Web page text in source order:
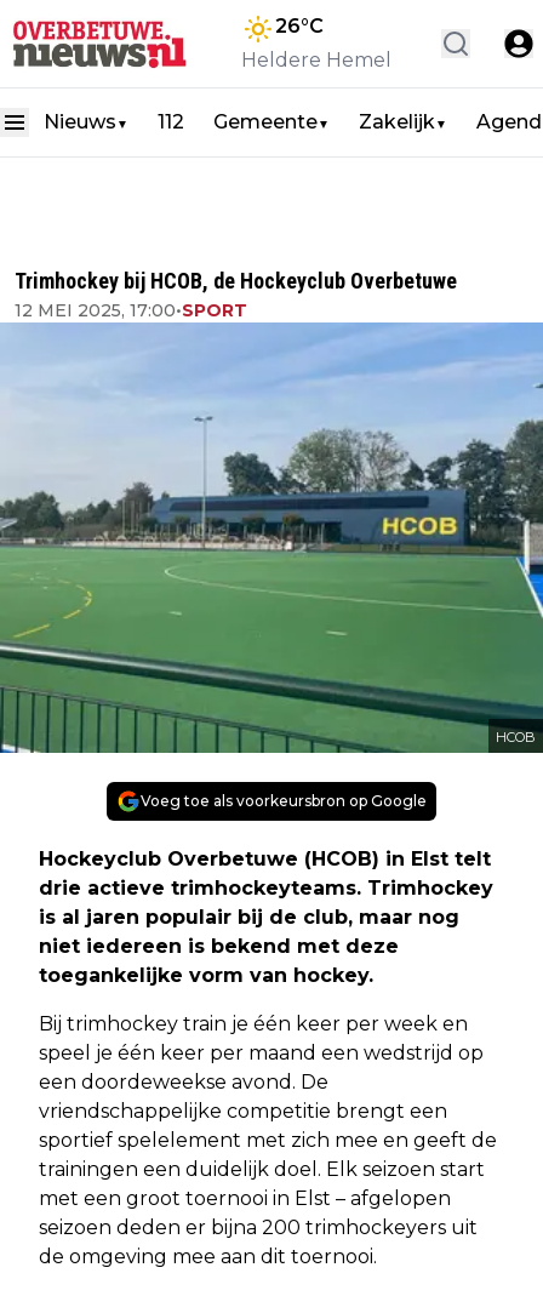
26°C
Heldere Hemel
Nieuws ▼ 112 Gemeente▼ Zakelijk▼
Trimhockey bij HCOB, de Hockeyclub Overbetuwe
12 MEI 2025, 17:00•SPORT
HCOB
Voeg toe als voorkeursbron op Google
Hockeyclub Overbetuwe (HCOB) in Elst telt
drie actieve trimhockeyteams. Trimhockey
is al jaren populair bij de club, maar nog
niet iedereen is bekend met deze
toegankelijke vorm van hockey.
Bij trimhockey train je één keer per week en
speel je één keer per maand een wedstrijd op
een doordeweekse avond. De
vriendschappelijke competitie brengt een
sportief spelelement met zich mee en geeft de
trainingen een duidelijk doel. Elk seizoen start
met een groot toernooi in Elst – afgelopen
seizoen deden er bijna 200 trimhockeyers uit
de omgeving mee aan dit toernooi.